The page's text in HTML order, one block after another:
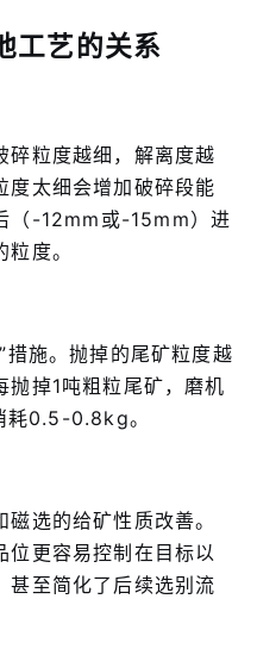
工艺的关系
碎粒度越细，解离度越
度太细会增加破碎段能
（-12mm或-15mm）进
度。
措施。抛掉的尾矿粒度越
抛掉1吨粗粒尾矿，磨机
耗0.5-0.8kg。
选的给矿性质改善。
位更容易控制在目标以
甚至简化了后续选别流